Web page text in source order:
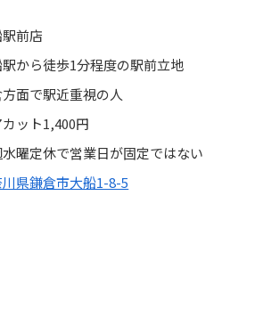
前店
から徒歩1分程度の駅前立地
面で駅近重視の人
ット1,400円
曜定休で営業日が固定ではない
県鎌倉市大船1-8-5